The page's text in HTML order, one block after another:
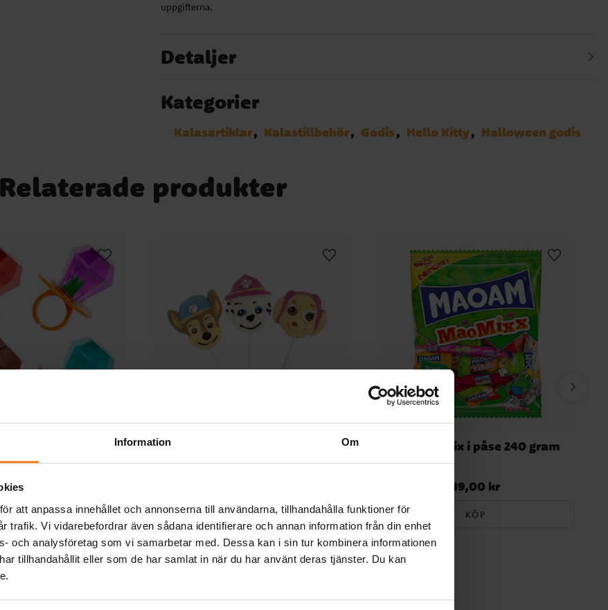
Information Om
att anpassa innehållet och annonserna till användarna, tillhandahålla funktioner för
trafik. Vi vidarebefordrar även sådana identifierare och annan information från din enhet
och analysföretag som vi samarbetar med. Dessa kan i sin tur kombinera informationen
tillhandahållit eller som de har samlat in när du har använt deras tjänster. Du kan
uppgifterna.
Detaljer
Kategorier
Kalasartiklar Kalastillbehör Godis Hello Kitty Halloween godis
Relaterade produkter
Diamant 10 gram
:12,00 kr
12,00 kr
KÖP
Marshmallowsklubba
KÖP
Maoam Mix i påse 240 gram
Pris:39,00 kr
39,00 kr
KÖP
Andra köpte även